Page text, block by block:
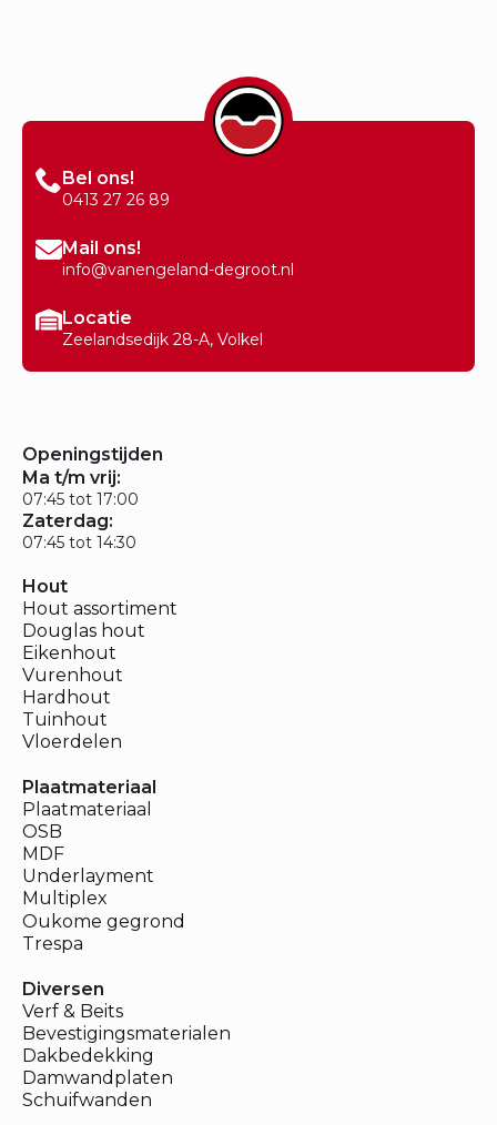
Bel ons!
0413 27 26 89
Mail ons!
info@vanengeland-degroot.nl
Locatie
Zeelandsedijk 28-A, Volkel
Openingstijden
Ma t/m vrij:
07:45 tot 17:00
Zaterdag:
07:45 tot 14:30
Hout
Hout assortiment
Douglas hout
Eikenhout
Vurenhout
Hardhout
Tuinhout
Vloerdelen
Plaatmateriaal
Plaatmateriaal
OSB
MDF
Underlayment
Multiplex
Oukome gegrond
Trespa
Diversen
Verf & Beits
Bevestigingsmaterialen
Dakbedekking
Damwandplaten
Schuifwanden